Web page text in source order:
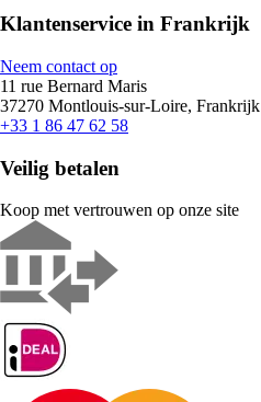
Klantenservice in Frankrijk
Neem contact op
11 rue Bernard Maris
37270 Montlouis-sur-Loire, Frankrijk
+33 1 86 47 62 58
Veilig betalen
Koop met vertrouwen op onze site